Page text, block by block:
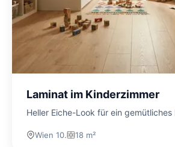
Laminat im Kinderzimmer
Heller Eiche-Look für ein gemütliches
Wien 10. 18 m²